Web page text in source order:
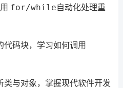
for/while自动化处理重
代码块，学习如何调用
类与对象，掌握现代软件开发